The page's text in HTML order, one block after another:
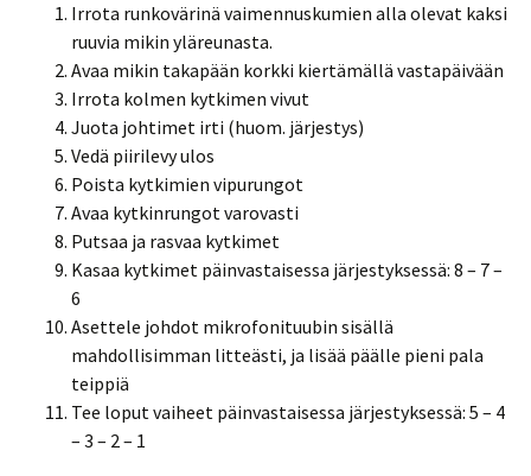
Irrota runkovärinä vaimennuskumien alla olevat kaksi
ruuvia mikin yläreunasta.
Avaa mikin takapään korkki kiertämällä vastapäivään
Irrota kolmen kytkimen vivut
Juota johtimet irti (huom. järjestys)
Vedä piirilevy ulos
Poista kytkimien vipurungot
Avaa kytkinrungot varovasti
Putsaa ja rasvaa kytkimet
Kasaa kytkimet päinvastaisessa järjestyksessä: 8 – 7 –
6
Asettele johdot mikrofonituubin sisällä
mahdollisimman litteästi, ja lisää päälle pieni pala
teippiä
Tee loput vaiheet päinvastaisessa järjestyksessä: 5 – 4
– 3 – 2 – 1